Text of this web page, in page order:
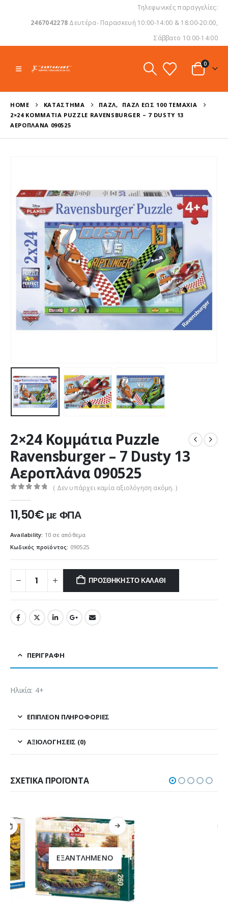
Τηλεφωνικές παραγγελίες:
2467042278 Δευτέρα- Παρασκευή 10:00-14:00 & 18:00-20:00,
Σάββατο 10:00-14:00
0
HOME ΚΑΤΆΣΤΗΜΑ ΠΑΖΛ,
ΠΑΖΛ ΈΩΣ 100 ΤΕΜΆΧΙΑ
2×24 ΚΟΜΜΆΤΙΑ PUZZLE RAVENSBURGER – 7 DUSTY 13
ΑΕΡΟΠΛΆΝΑ 090525
2×24 Κομμάτια Puzzle
Ravensburger – 7 Dusty 13
Αεροπλάνα 090525
( Δεν υπάρχει καμία αξιολόγηση ακόμη. )
11,50€ με ΦΠΑ
Availability: 10 σε απόθεμα
Κωδικός προϊόντος: 090525
ΠΡΟΣΘΉΚΗ ΣΤΟ ΚΑΛΆΘΙ
ΠΕΡΙΓΡΑΦΉ
Ηλικία: 4+
ΕΠΙΠΛΈΟΝ ΠΛΗΡΟΦΟΡΊΕΣ
ΑΞΙΟΛΟΓΉΣΕΙΣ (0)
ΣΧΕΤΙΚΆ ΠΡΟΪΌΝΤΑ
ΕΞΑΝΤΛΗΜΈΝΟ